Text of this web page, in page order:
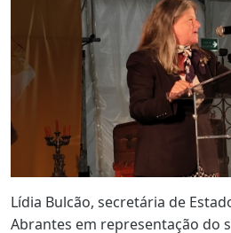
Lídia Bulcão, secretária de
Abrantes em representação do